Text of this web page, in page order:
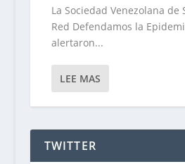
La Sociedad Venezolana de
Red Defendamos la
alertaron...
LEE MAS
TWITTER